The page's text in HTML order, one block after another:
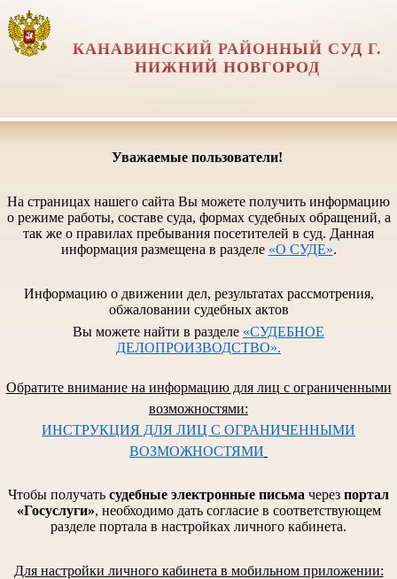
КАНАВИНСКИЙ РАЙОННЫЙ СУД Г.
НИЖНИЙ НОВГОРОД
Уважаемые пользователи!
На страницах нашего сайта Вы можете получить информацию
о режиме работы, составе суда, формах судебных обращений, а
так же о правилах пребывания посетителей в суд. Данная
информация размещена в разделе «О СУДЕ».
Информацию о движении дел, результатах рассмотрения,
обжаловании судебных актов
Вы можете найти в разделе «СУДЕБНОЕ
ДЕЛОПРОИЗВОДСТВО».
Обратите внимание на информацию для лиц с ограниченными
возможностями:
ИНСТРУКЦИЯ ДЛЯ ЛИЦ С ОГРАНИЧЕННЫМИ
ВОЗМОЖНОСТЯМИ
Чтобы получать судебные электронные письма через портал
«Госуслуги», необходимо дать согласие в соответствующем
разделе портала в настройках личного кабинета.
Для настройки личного кабинета в мобильном приложении: